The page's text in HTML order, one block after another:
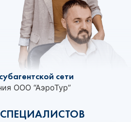
сети
ООО “АэроТур”